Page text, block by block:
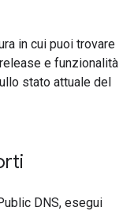
in cui puoi trovare
e funzionalità
stato attuale del
DNS, esegui